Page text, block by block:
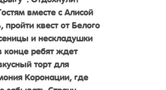
вместе с Алисой
квест от Белого
и нескладушки
конце ребят ждет
торт для
Коронации, где